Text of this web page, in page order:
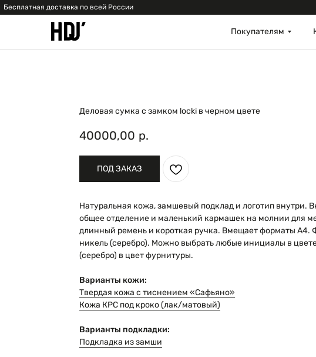
Бесплатная доставка по всей России
Покупателям
Деловая сумка с замком locki в черном цвете
40000,00 р.
ПОД ЗАКАЗ
Натуральная кожа, замшевый подклад и логотип внутри.
общее отделение и маленький кармашек на молнии для
длинный ремень и короткая ручка. Вмещает форматы А4.
никель (серебро). Можно выбрать любые инициалы в
(серебро) в цвет фурнитуры.
Варианты кожи:
Твердая кожа с тиснением «Сафьяно»
Кожа КРС под кроко (лак/матовый)
Варианты подкладки:
Подкладка из замши